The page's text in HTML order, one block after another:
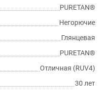
PURETAN®
Негорючие
Глянцевая
PURETAN®
Отличная (RUV4)
30 лет